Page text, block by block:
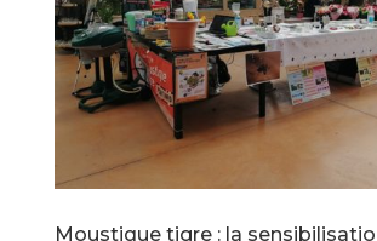
Moustique tigre : la